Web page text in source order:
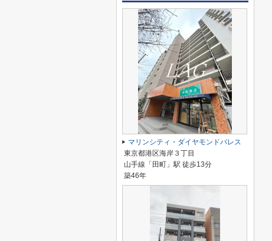
マリンシティ・ダイヤモンドパレス
東京都港区海岸３丁目
山手線「田町」駅 徒歩13分
築46年